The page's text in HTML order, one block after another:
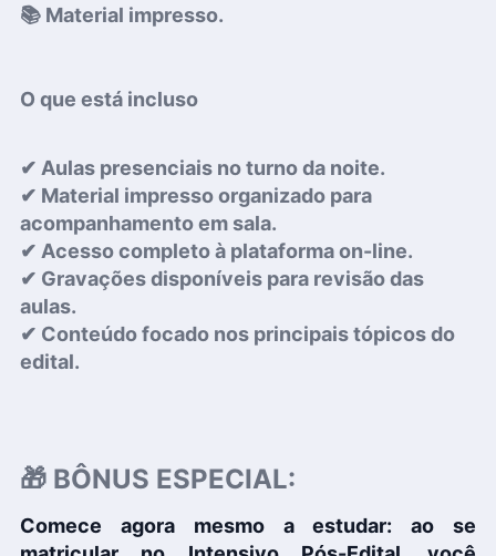
📚 Material impresso.
O que está incluso
✔ Aulas presenciais no turno da noite.
✔ Material impresso organizado para
acompanhamento em sala.
✔ Acesso completo à plataforma on-line.
✔ Gravações disponíveis para revisão das
aulas.
✔ Conteúdo focado nos principais tópicos do
edital.
🎁 BÔNUS ESPECIAL:
Comece agora mesmo a estudar: ao se